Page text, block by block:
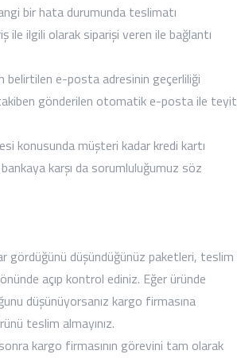
bir hata durumunda teslimatı
ile ilgili olarak siparişi veren ile bağlantı
belirtilen e-posta adresinin geçerliliği
takiben gönderilen otomatik e-posta ile teyit
konusunda müşteri kadar kredi kartı
bankaya karşı da sorumluluğumuz söz
gördüğünü düşündüğünüz paketleri, teslim
açıp kontrol ediniz. Eğer üründe
düşünüyorsanız kargo firmasına
teslim almayınız.
kargo firmasının görevini tam olarak